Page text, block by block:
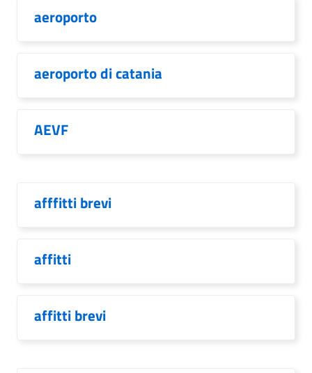
aeroporto
aeroporto di catania
AEVF
afffitti brevi
affitti
affitti brevi